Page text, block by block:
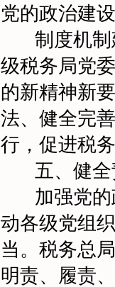
党的政治建
制度机制
级税务局党
的新精神新
法、健全完
行，促进税
五、健全
加强党的
动各级党组
当。税务总
明责、履责